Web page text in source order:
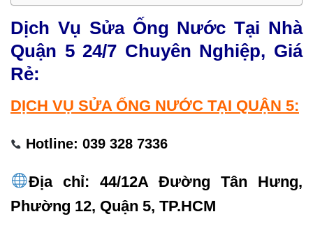
Dịch Vụ Sửa Ống Nước Tại Nhà
Quận 5 24/7 Chuyên Nghiệp, Giá
Rẻ:
DỊCH VỤ SỬA ỐNG NƯỚC TẠI QUẬN 5:
Hotline: 039 328 7336
Địa chỉ: 44/12A Đường Tân Hưng,
Phường 12, Quận 5, TP.HCM